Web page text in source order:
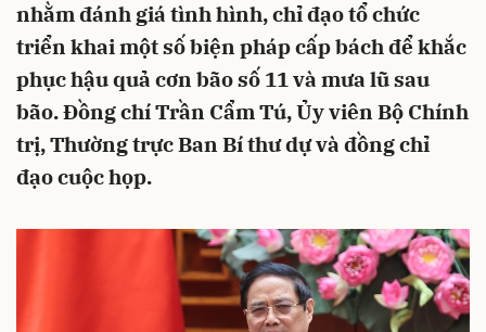
nhằm đánh giá tình hình, chỉ đạo tổ chức
triển khai một số biện pháp cấp bách để khắc
phục hậu quả cơn bão số 11 và mưa lũ sau
bão. Đồng chí Trần Cẩm Tú, Ủy viên Bộ Chính
trị, Thường trực Ban Bí thư dự và đồng chỉ
đạo cuộc họp.